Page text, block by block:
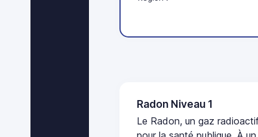
Radon Niveau 1
Le Radon, un gaz